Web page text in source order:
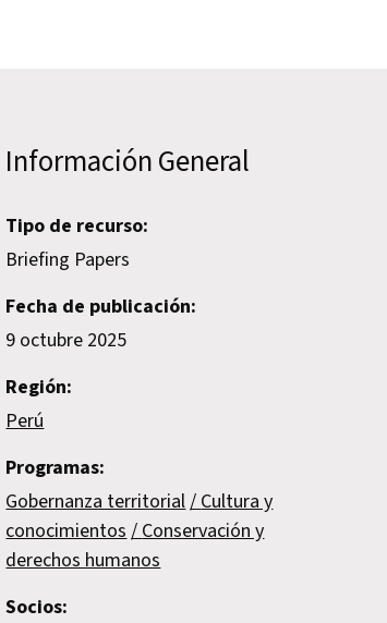
Información General
Tipo de recurso:
Briefing Papers
Fecha de publicación:
9 octubre 2025
Región:
Perú
Programas:
Gobernanza territorial Cultura y
conocimientos Conservación y
derechos humanos
Socios: